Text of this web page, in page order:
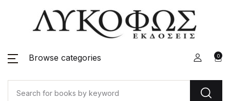
Browse categories 0